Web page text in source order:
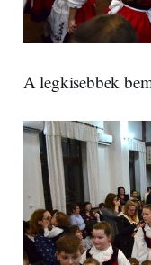
A legkisebbek